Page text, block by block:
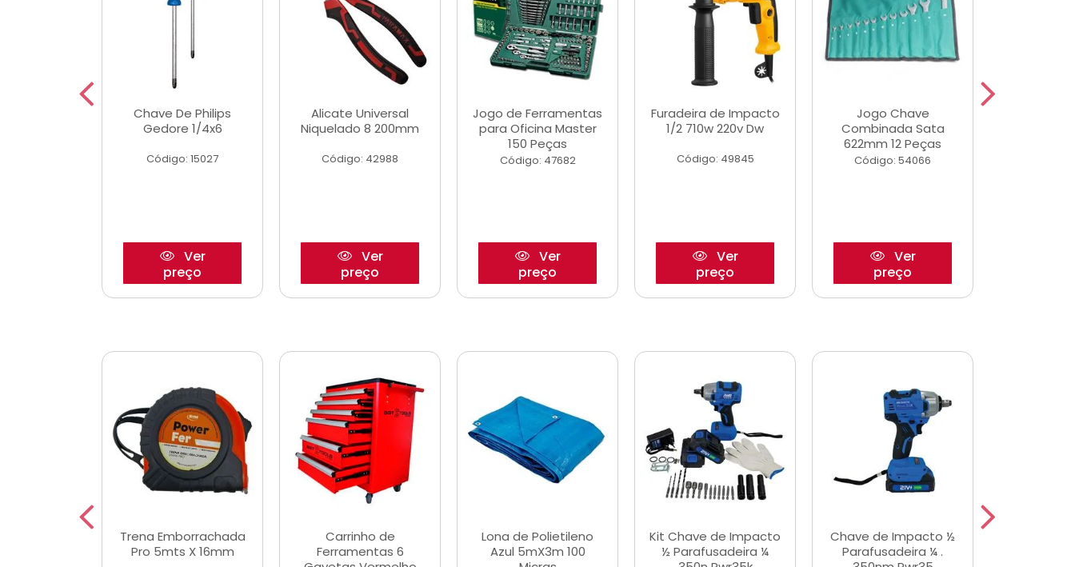
Chave De Philips
Gedore 1/4x6
Código: 15027
Ver
preço
Alicate Universal
Niquelado 8 200mm
Código: 42988
Ver
preço
Jogo de Ferramentas
para Oficina Master
150 Peças
Código: 47682
Ver
preço
Furadeira de Impacto
1/2 710w 220v Dw
Código: 49845
Ver
preço
Jogo Chave
Combinada Sata
622mm 12 Peças
Código: 54066
Ver
preço
Trena Emborrachada
Pro 5mts X 16mm
Carrinho de
Ferramentas 6
Lona de Polietileno
Azul 5mX3m 100
Kit Chave de Impacto
½ Parafusadeira ¼
Chave de Impacto ½
Parafusadeira ¼ .